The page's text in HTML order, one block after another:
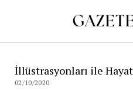
İllüstrasyonları ile
02/10/2020